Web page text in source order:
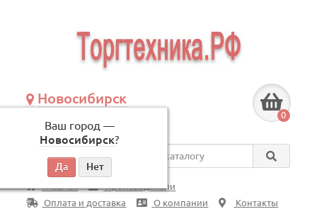
Новосибирск
Ваш город —
Новосибирск?
по будням, с 09:00 до 18:00
0
Везде
Главная
Производители
Оплата и доставка
О компании Контакты